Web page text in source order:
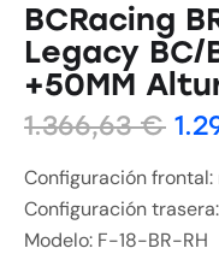
BCRacing
Legacy BC/
+50MM
1.366,63€
Configuración
Configuración
Modelo: F-18-BR-RH